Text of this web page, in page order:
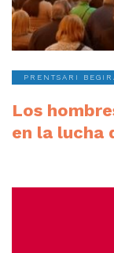
PRENTSARI
Los
en la lucha